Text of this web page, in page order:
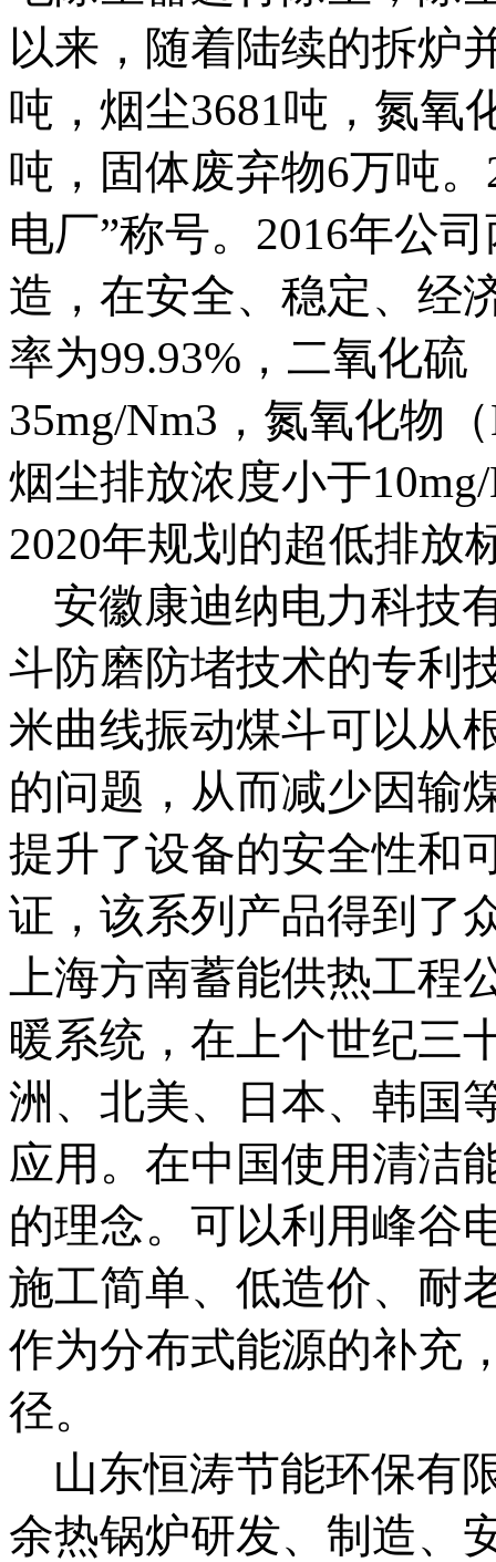
以来，随着陆续的拆炉
吨，烟尘3681吨，氮氧
吨，固体废弃物6万吨
电厂”称号。2016年公
造，在安全、稳定、经
率为99.93%，二氧化硫
35mg/Nm3，氮氧化物
烟尘排放浓度小于
2020年规划的超低排放
安徽康迪纳电力科技
斗防磨防堵技术的专利
米曲线振动煤斗可以从
的问题，从而减少因输
提升了设备的安全性和
证，该系列产品得到了
上海方南蓄能供热工
暖系统，在上个世纪三
洲、北美、日本、韩国
应用。在中国使用清洁
的理念。可以利用峰谷
施工简单、低造价、耐
作为分布式能源的补充
径。
山东恒涛节能环保有
余热锅炉研发、制造、